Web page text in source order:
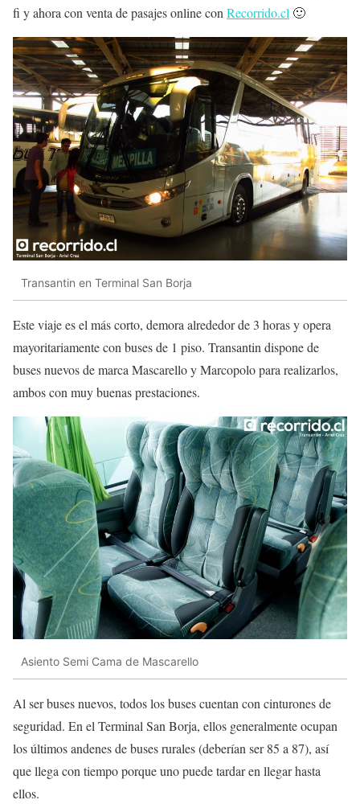
fi y ahora con venta de pasajes online conRecorrido.cl 🙂
Transantin en Terminal San Borja
Este viaje es el más corto, demora alrededor de 3 horas y opera
mayoritariamente con buses de 1 piso. Transantin dispone de
buses nuevos de marca Mascarello y Marcopolo para realizarlos,
ambos con muy buenas prestaciones.
Asiento Semi Cama de Mascarello
Al ser buses nuevos, todos los buses cuentan con cinturones de
seguridad. En el Terminal San Borja, ellos generalmente ocupan
los últimos andenes de buses rurales (deberían ser 85 a 87), así
que llega con tiempo porque uno puede tardar en llegar hasta
ellos.